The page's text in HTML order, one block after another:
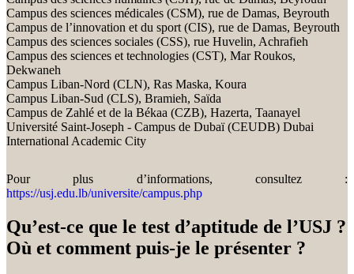
Campus des sciences médicales (CSM), rue de Damas, Beyrouth
Campus de l’innovation et du sport (CIS), rue de Damas, Beyrouth
Campus des sciences sociales (CSS), rue Huvelin, Achrafieh
Campus des sciences et technologies (CST), Mar Roukos,
Dekwaneh
Campus Liban-Nord (CLN), Ras Maska, Koura
Campus Liban-Sud (CLS), Bramieh, Saïda
Campus de Zahlé et de la Békaa (CZB), Hazerta, Taanayel
Université Saint-Joseph - Campus de Dubaï (CEUDB) Dubai
International Academic City
Pour plus d’informations, consultez :
https://usj.edu.lb/universite/campus.php
Qu’est-ce que le test d’aptitude de l’USJ ?
Où et comment puis-je le présenter ?